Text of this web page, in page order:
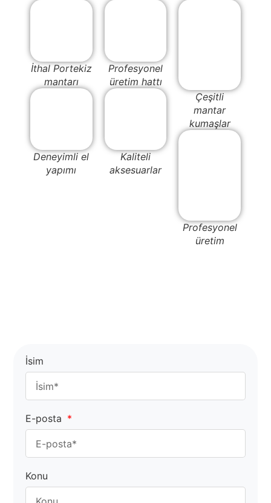
İthal Portekiz
mantarı
Deneyimli el
yapımı
Profesyonel
üretim hattı
Kaliteli
aksesuarlar
Çeşitli
mantar
kumaşlar
Profesyonel
üretim
İsim
E-posta
Konu